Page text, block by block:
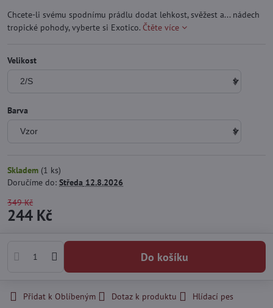
Chcete-li svému spodnímu prádlu dodat lehkost, svěžest a... nádech
tropické pohody, vyberte si Exotico. Čtěte více
Velikost
Barva
Skladem (1 ks)
Doručíme do: Středa 12.8.2026
349 Kč
244 Kč
Do košíku
Přidat k Oblíbeným Dotaz k produktu
Hlídací pes